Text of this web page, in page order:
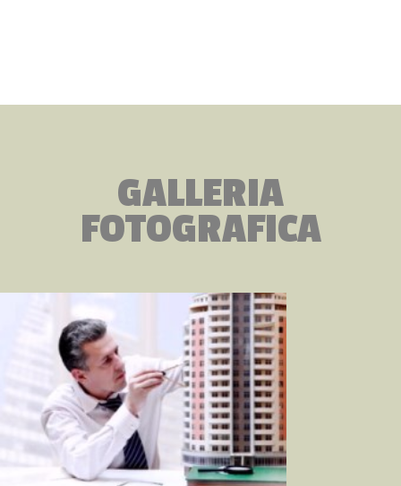
GALLERIA
FOTOGRAFICA